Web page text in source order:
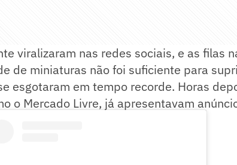
viralizaram nas redes sociais, e as filas
de miniaturas não foi suficiente para
esgotaram em tempo recorde. Horas
o Mercado Livre, já apresentavam
a R$ 400.